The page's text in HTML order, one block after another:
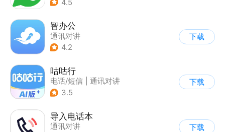
4.5
智办公
通讯对讲
4.2
下载
咕咕行
电话/短信
通讯对讲
3.5
下载
导入电话本
通讯对讲
下载